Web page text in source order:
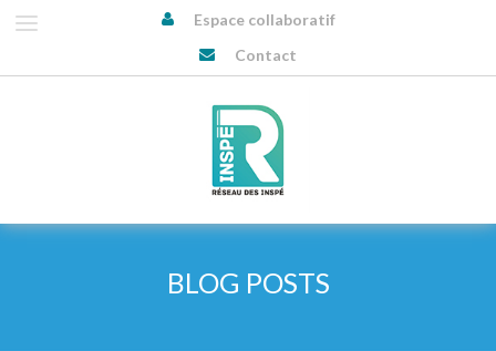
Espace collaboratif
Contact
BLOG POSTS